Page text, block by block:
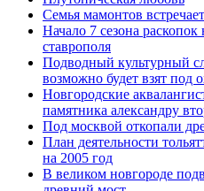
Семья мамонтов
Начало 7 сезона раскопок
ставрополя
Подводный культурный
возможно будет взят под
Новгородские
памятника александру
Под москвой откопали
План деятельности
на 2005 год
В великом новгороде